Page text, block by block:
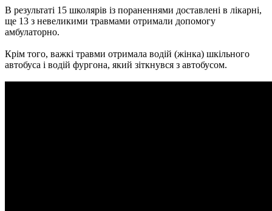
В результаті 15 школярів із пораненнями доставлені в лікарні,
ще 13 з невеликими травмами отримали допомогу
амбулаторно.
Крім того, важкі травми отримала водій (жінка) шкільного
автобуса і водій фургона, який зіткнувся з автобусом.